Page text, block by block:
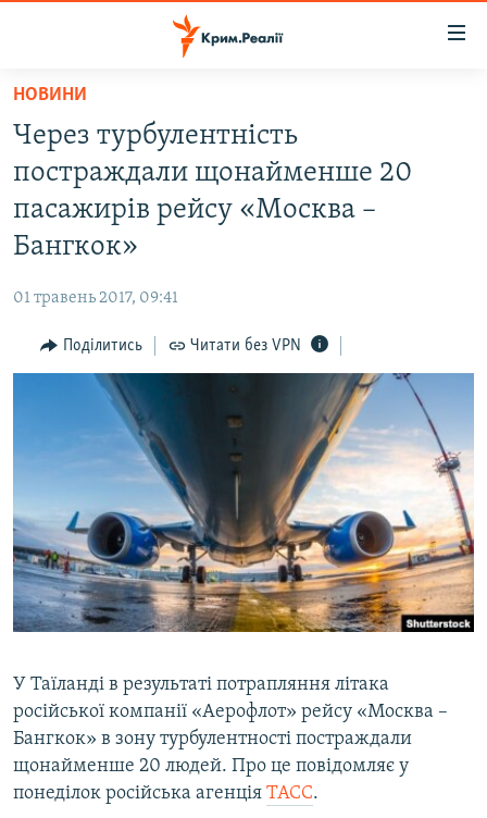
Перейти
основного
матеріалу
Перейти
до
основної
Перейти
пошуку
ВОДА.КРИМ
ВІДЕО ТА ФОТО
ПОЛІТИКА
ПОГЛЯД
ІНТЕРВ'Ю
ВСЕ ЗА ДЕНЬ
СПЕЦПРОЕКТИ
ВІДЕОУРОКИ «ELIFBE»
СВІДЧЕННЯ ОКУПАЦІЇ
УКРАЇНСЬКА ПРОБЛЕМА КРИМУ
ІНФОГРАФІКА
ЯК ОБІЙТИ БЛОКУВАННЯ
Русский
Qırımtatar
ДОЛУЧАЙСЯ!
НОВИНИ
Через турбулентність
постраждали щонайменше 20
пасажирів рейсу «Москва –
Бангкок»
01 травень 2017, 09:41
Поділитись Читати без VPN
У Таїланді в результаті потрапляння літака
російської компанії «Аерофлот» рейсу «Москва –
Бангкок» в зону турбулентності постраждали
щонайменше 20 людей. Про це повідомляє у
понеділок російська агенція ТАСС.